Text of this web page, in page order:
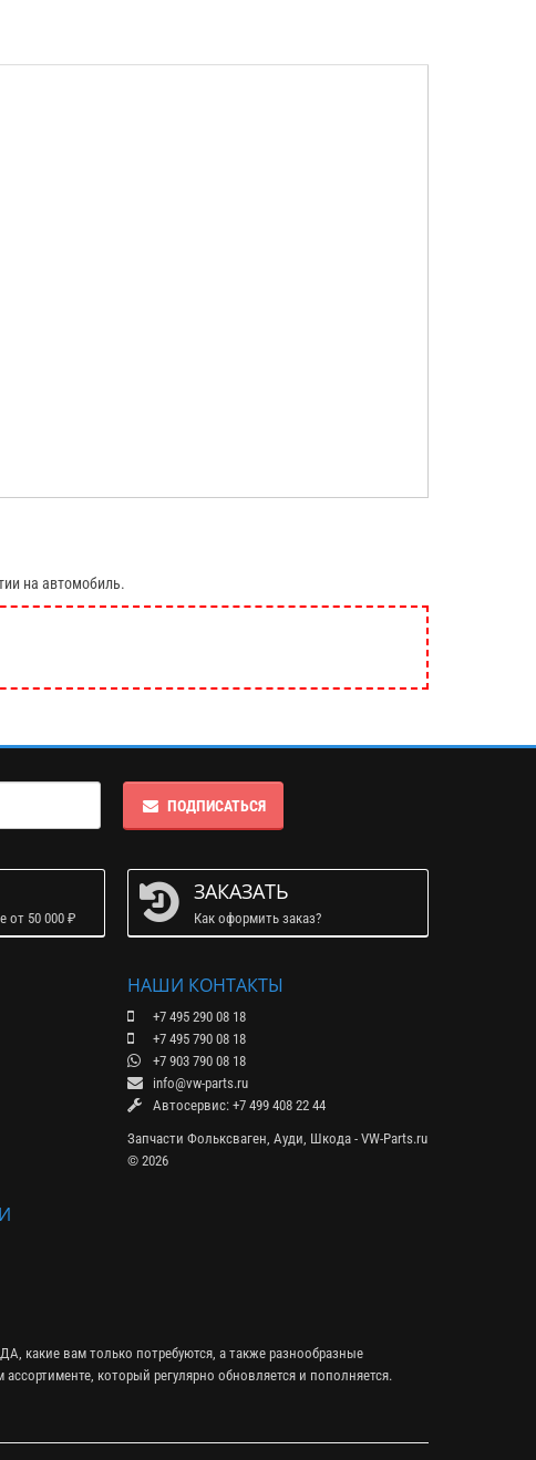
на автомобиль.
ПОДПИСАТЬСЯ
от 50 000 ₽
ЗАКАЗАТЬ
Как оформить заказ?
НАШИ КОНТАКТЫ
+7 495 290 08 18
+7 495 790 08 18
+7 903 790 08 18
info@vw-parts.ru
Автосервис: +7 499 408 22 44
Запчасти Фольксваген, Ауди, Шкода - VW-Parts.ru
© 2026
какие вам только потребуются, а также разнообразные
ассортименте, который регулярно обновляется и пополняется.